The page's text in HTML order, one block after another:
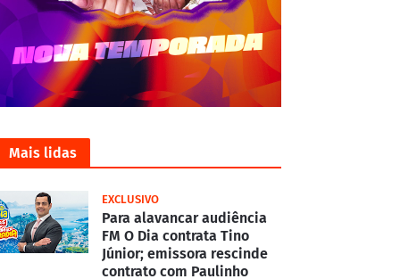
Mais lidas
EXCLUSIVO
Para alavancar audiência
FM O Dia contrata Tino
Júnior; emissora rescinde
contrato com Paulinho